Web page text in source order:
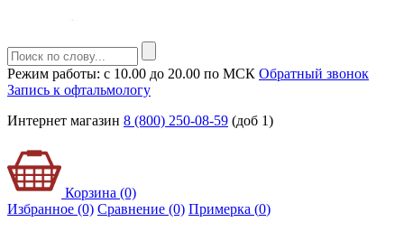
Режим работы: с 10.00 до 20.00 по МСК Обратный звонок
Запись к офтальмологу
Интернет магазин 8 (800) 250-08-59 (доб 1)
Корзина (0)
Избранное (0) Сравнение (0) Примерка (0)